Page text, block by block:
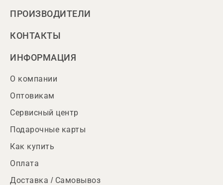
ПРОИЗВОДИТЕЛИ
КОНТАКТЫ
ИНФОРМАЦИЯ
О компании
Оптовикам
Сервисный центр
Подарочные карты
Как купить
Оплата
Доставка / Самовывоз